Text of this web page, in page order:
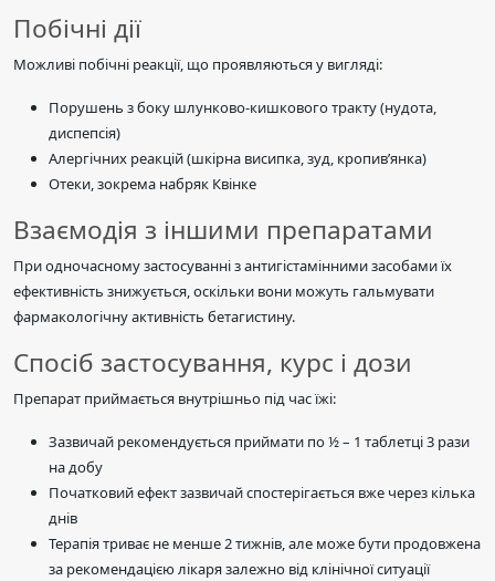
Побічні дії
Можливі побічні реакції, що проявляються у вигляді:
Порушень з боку шлунково-кишкового тракту (нудота,
диспепсія)
Алергічних реакцій (шкірна висипка, зуд, кропив’янка)
Отеки, зокрема набряк Квінке
Взаємодія з іншими препаратами
При одночасному застосуванні з антигістамінними засобами їх
ефективність знижується, оскільки вони можуть гальмувати
фармакологічну активність бетагистину.
Спосіб застосування, курс і дози
Препарат приймається внутрішньо під час їжі:
Зазвичай рекомендується приймати по ½ – 1 таблетці 3 рази
на добу
Початковий ефект зазвичай спостерігається вже через кілька
днів
Терапія триває не менше 2 тижнів, але може бути продовжена
за рекомендацією лікаря залежно від клінічної ситуації